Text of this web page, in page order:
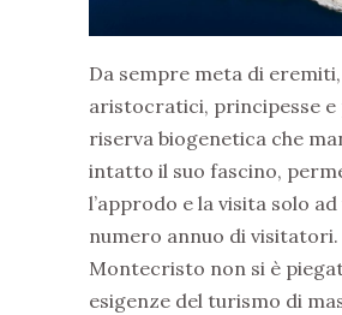
Da sempre meta di eremiti,
aristocratici, principesse
riserva biogenetica che
intatto il suo fascino,
l’approdo e la visita solo
numero annuo di visitatori.
Montecristo non si è
esigenze del turismo di